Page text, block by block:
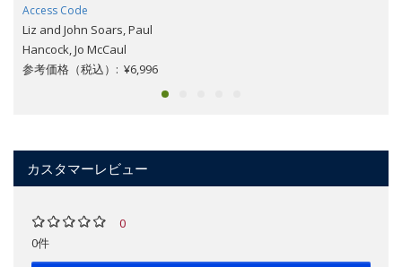
Access Code
Liz and John Soars, Paul
Hancock, Jo McCaul
参考価格（税込）: ¥6,996
カスタマーレビュー
0
0件